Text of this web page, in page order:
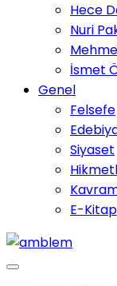
Hece
Nuri
İsmet
Genel
Felsefe
Siyaset
E-Kitap